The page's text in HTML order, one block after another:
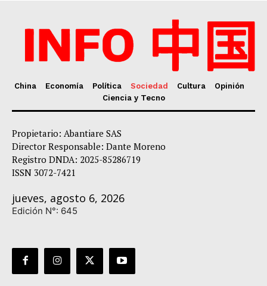
China Economía Política Sociedad Cultura
Opinión
Ciencia y Tecno
Propietario: Abantiare SAS
Director Responsable: Dante Moreno
Registro DNDA: 2025-85286719
ISSN 3072-7421
jueves, agosto 6, 2026
Edición N°: 645